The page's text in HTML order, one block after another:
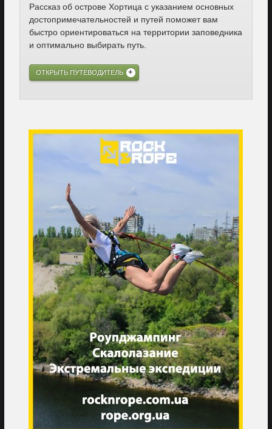
Рассказ об острове Хортица с указанием основных
достопримечательностей и путей поможет вам
быстро ориентироваться на территории заповедника
и оптимально выбирать путь.
ОТКРЫТЬ ПУТЕВОДИТЕЛЬ